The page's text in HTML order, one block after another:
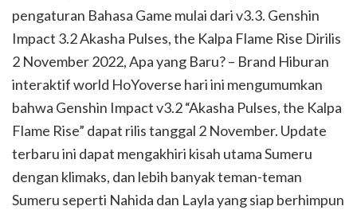
pengaturan Bahasa Game mulai dari v3.3. Genshin
Impact 3.2 Akasha Pulses, the Kalpa Flame Rise Dirilis
2 November 2022, Apa yang Baru? – Brand Hiburan
interaktif world HoYoverse hari ini mengumumkan
bahwa Genshin Impact v3.2 “Akasha Pulses, the Kalpa
Flame Rise” dapat rilis tanggal 2 November. Update
terbaru ini dapat mengakhiri kisah utama Sumeru
dengan klimaks, dan lebih banyak teman-teman
Sumeru seperti Nahida dan Layla yang siap berhimpun